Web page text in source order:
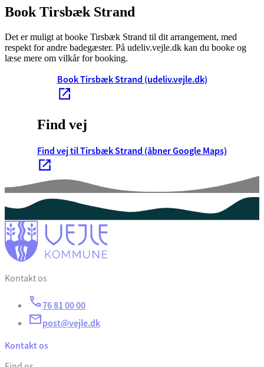
Book Tirsbæk Strand
Det er muligt at booke Tirsbæk Strand til dit arrangement, med
respekt for andre badegæster. På udeliv.vejle.dk kan du booke og
læse mere om vilkår for booking.
Book Tirsbæk Strand (udeliv.vejle.dk)
Find vej
Find vej til Tirsbæk Strand (åbner Google Maps)
Kontakt os
76 81 00 00
post@vejle.dk
Kontakt os